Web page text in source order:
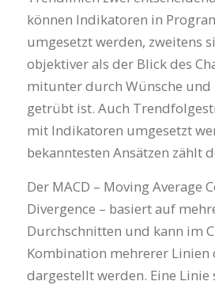
können Indikatoren in
umgesetzt werden, zweitens
objektiver als der Blick des
mitunter durch Wünsche und
getrübt ist. Auch
mit Indikatoren umgesetzt
bekanntesten Ansätzen zählt
Der MACD – Moving Average
Divergence – basiert auf
Durchschnitten und kann im
Kombination mehrerer
dargestellt werden. Eine